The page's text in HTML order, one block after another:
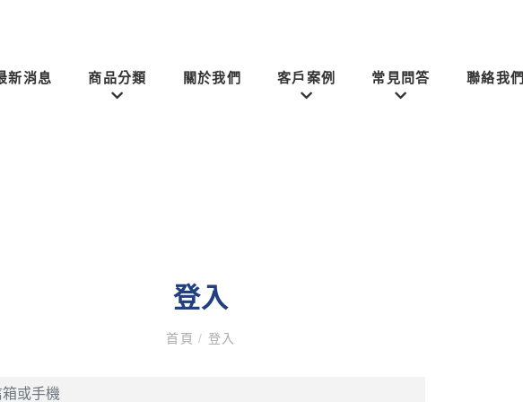
新消息 商品分類 關於我們 客戶案例 常見問答 聯絡我們
登入
首頁/ 登入